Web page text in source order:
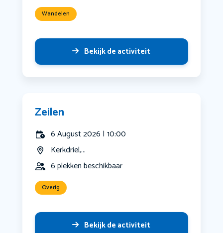
Wandelen
Bekijk de activiteit
Zeilen
6 August 2026 | 10:00
Kerkdriel,...
6 plekken beschikbaar
Overig
Bekijk de activiteit